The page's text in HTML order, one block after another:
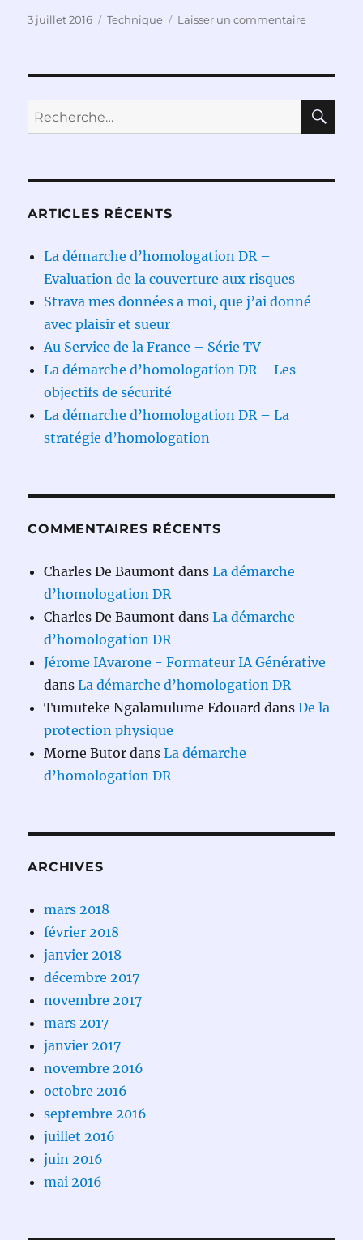
Publié
3 juillet 2016 Catégories
Technique Laisser un commentairesur
Recherche
pour :
ARTICLES RÉCENTS
La démarche d’homologation DR –
Evaluation de la couverture aux risques
Strava mes données a moi, que j’ai donné
avec plaisir et sueur
Au Service de la France – Série TV
La démarche d’homologation DR – Les
objectifs de sécurité
La démarche d’homologation DR – La
stratégie d’homologation
COMMENTAIRES RÉCENTS
Charles De Baumont dansLa démarche
d’homologation DR
Charles De Baumont dansLa démarche
d’homologation DR
Jérome IAvarone - Formateur IA Générative
dansLa démarche d’homologation DR
Tumuteke Ngalamulume Edouard dansDe la
protection physique
Morne Butor dansLa démarche
d’homologation DR
ARCHIVES
mars 2018
février 2018
janvier 2018
décembre 2017
novembre 2017
mars 2017
janvier 2017
novembre 2016
octobre 2016
septembre 2016
juillet 2016
juin 2016
mai 2016